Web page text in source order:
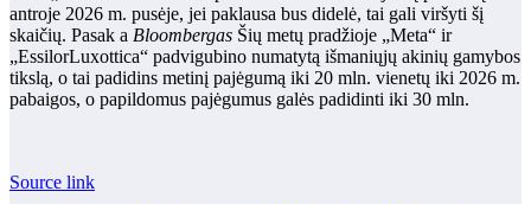
antroje 2026 m. pusėje, jei paklausa bus didelė, tai gali viršyti šį
skaičių. Pasak a Bloombergas Šių metų pradžioje „Meta“ ir
„EssilorLuxottica“ padvigubino numatytą išmaniųjų akinių gamybos
tikslą, o tai padidins metinį pajėgumą iki 20 mln. vienetų iki 2026 m.
pabaigos, o papildomus pajėgumus galės padidinti iki 30 mln.
Source link